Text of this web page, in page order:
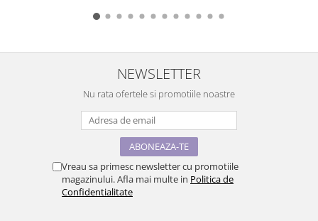
NEWSLETTER
Nu rata ofertele si promotiile noastre
Vreau sa primesc newsletter cu promotiile
magazinului. Afla mai multe in Politica de
Confidentialitate